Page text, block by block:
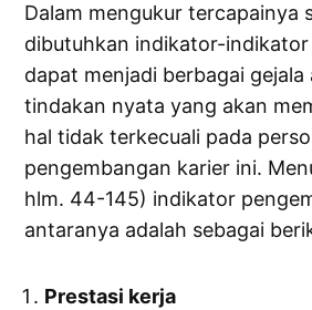
Dalam mengukur tercapainya
dibutuhkan indikator-
dapat menjadi berbagai gejala
tindakan nyata yang akan
hal tidak terkecuali pada
pengembangan karier ini.
hlm. 44-145) indikator
antaranya adalah sebagai
Prestasi kerja